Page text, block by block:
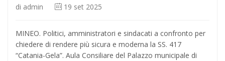
di admin 19 set 2025
MINEO. Politici, amministratori e sindacati a confronto per
chiedere di rendere più sicura e moderna la SS. 417
“Catania-Gela”. Aula Consiliare del Palazzo municipale di